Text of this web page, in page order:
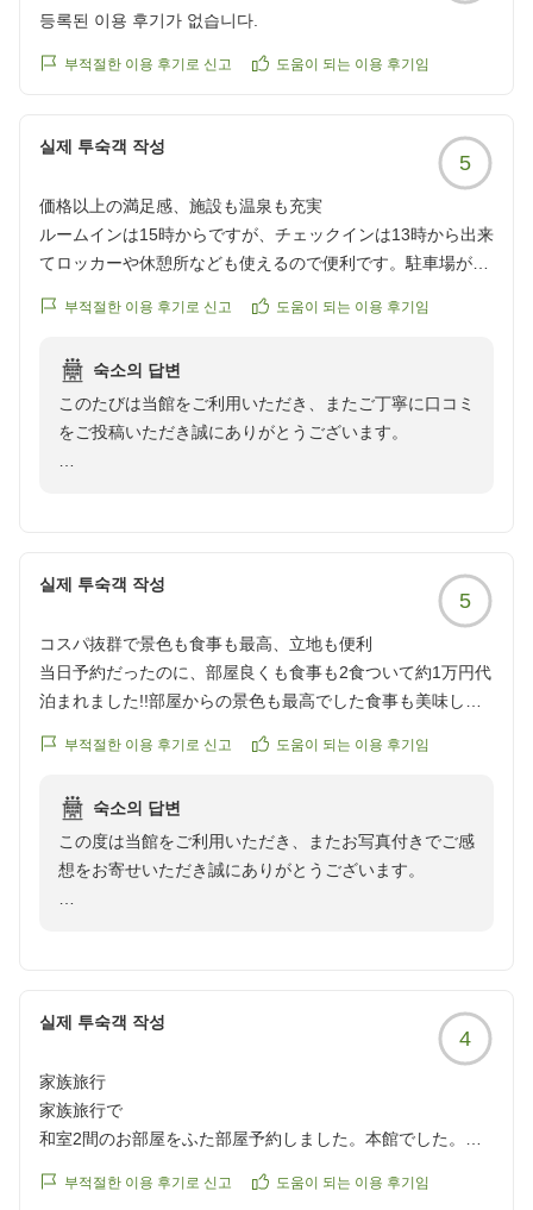
らいました。照明の変更も、直ぐに対応してくれました。
で、高級感を求めない方にとりましては、本当にお勧めのホ
https://review.travel.rakuten.co.jp/hotel/voice/75267?
一方で、お部屋の臭いや照明の不具合につきましては、
の点検や客室環境の維持・改善に努め、より快適にお過
「価格重視であれば本当におすすめ」とのお言葉をいた
だけたことを大変光栄に思います。今後も価格以上の価
値を感じていただけるホテルを目指し、サービス向上に
またご夫婦でお越しいただける日を、スタッフ一同心よ
りお待ちしております。
ウオミサキホテル 平田
등록된 이용 후기가 없습니다.
부적절한 이용 후기로 신고 도움이 되는 이용 후기임
실제 투숙객 작성
5
価格以上の満足感、施設も温泉も充実
ルームインは15時からですが、チェックインは13時から出来
てロッカーや休憩所なども使えるので便利です。駐車場が遠
車が出ます)エレベーターはそんなに人が乗れないので食事
座などまでは歩いて距離があるのですが、立地重視の方には
向いてないかも。でも価格を考えると食事も部屋も温泉も卓
球などの施設も含め大満足でした!また行きます!
クチコミの詳細はこちらから
부적절한 이용 후기로 신고 도움이 되는 이용 후기임
숙소의 답변
このたびは当館をご利用いただき、またご丁寧に口コミ
をご投稿いただき誠にありがとうございます。
一方で、駐車場までの距離や、エレベーターが食事時間
帯に混雑する点につきましては、ご不便をおかけし申し
訳ございません。貴重なご意見として今後のサービス向
上の参考にさせていただきます。
そのような中でも、大満足との大変嬉しいお言葉をいた
らのお褒めの言葉は、私どもにとって何よりの励みで
ウオミサキホテル
실제 투숙객 작성
5
コスパ抜群で景色も食事も最高、立地も便利
当日予約だったのに、部屋良くも食事も2食ついて約1万円代
泊まれました!!部屋からの景色も最高でした食事も美味しか
また初島に行く乗り場の熱海港も目の前で立地が良かったで
次回もまた行きたいと思える宿でした。
クチコミの詳細はこちらから
https://review.travel.rakuten.co.jp/hotel/voice/75267?
reviewId=33123478274120
부적절한 이용 후기로 신고 도움이 되는 이용 후기임
숙소의 답변
この度は当館をご利用いただき、またお写真付きでご感
想をお寄せいただき誠にありがとうございます。
でございます。
また、初島行きの乗り場である熱海港が目の前という立
地も、ご旅行のお役に立てたようで幸いでございます。
ッフ一同にとって何よりの励みでございます。これから
실제 투숙객 작성
4
家族旅行
家族旅行で
和室2間のお部屋をふた部屋予約しました。本館でした。
ーは壊れていましたが大浴場があるので気になりませんでし
부적절한 이용 후기로 신고 도움이 되는 이용 후기임